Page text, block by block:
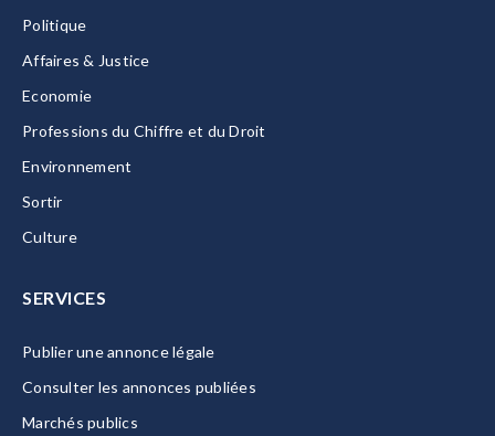
Politique
Affaires & Justice
Economie
Professions du Chiffre et du Droit
Environnement
Sortir
Culture
SERVICES
Publier une annonce légale
Consulter les annonces publiées
Marchés publics